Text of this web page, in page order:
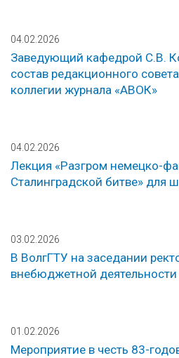
04.02.2026
Заведующий кафедрой С.В.
состав редакционного
коллегии журнала «АВОК»
04.02.2026
Лекция «Разгром немецко-
Сталинградской битве» для
03.02.2026
В ВолгГТУ на заседании
внебюджетной деятельности
01.02.2026
Мероприятие в честь 83-